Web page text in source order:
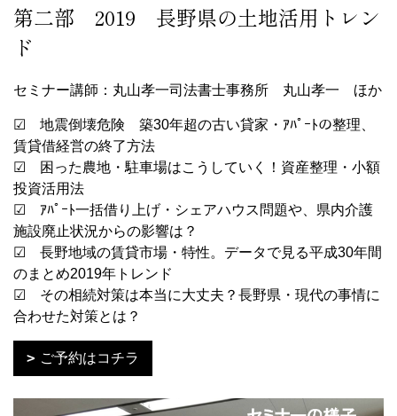
第二部 2019 長野県の土地活用トレン
ド
セミナー講師：丸山孝一司法書士事務所 丸山孝一 ほか
☑ 地震倒壊危険 築30年超の古い貸家・ｱﾊﾟｰﾄの整理、
賃貸借経営の終了方法
☑ 困った農地・駐車場はこうしていく！資産整理・小額
投資活用法
☑ ｱﾊﾟｰﾄ一括借り上げ・シェアハウス問題や、県内介護
施設廃止状況からの影響は？
☑ 長野地域の賃貸市場・特性。データで見る平成30年間
のまとめ2019年トレンド
☑ その相続対策は本当に大丈夫？長野県・現代の事情に
合わせた対策とは？
ご予約はコチラ